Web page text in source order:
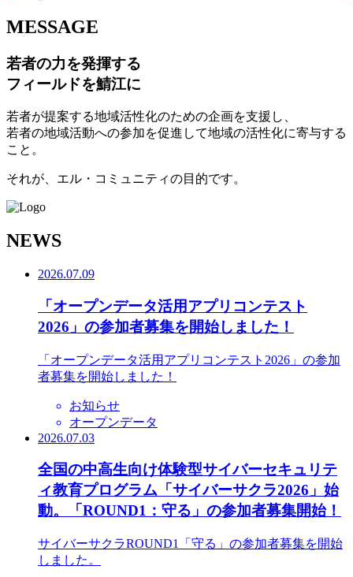
MESSAGE
若者の力を発揮する
フィールドを鯖江に
若者が提案する地域活性化のための企画を支援し、
若者の地域活動への参加を促進して地域の活性化に寄与する
こと。
それが、エル・コミュニティの目的です。
NEWS
2026.07.09
「オープンデータ活用アプリコンテスト
2026」の参加者募集を開始しました！
「オープンデータ活用アプリコンテスト2026」の参加
者募集を開始しました！
お知らせ
オープンデータ
2026.07.03
全国の中高生向け体験型サイバーセキュリテ
ィ教育プログラム「サイバーサクラ2026」始
動。「ROUND1：守る」の参加者募集開始！
サイバーサクラROUND1「守る」の参加者募集を開始
しました。